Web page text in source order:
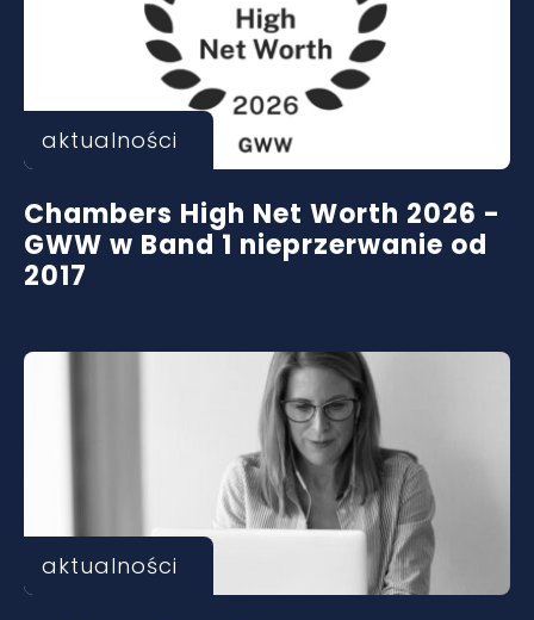
aktualności
Chambers High Net Worth 2026 -
GWW w Band 1 nieprzerwanie od
2017
aktualności